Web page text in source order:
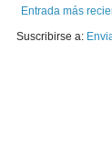
Entrada más
Suscribirse a: